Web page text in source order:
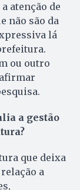
atenção de
não são da
lá
ou outro
a gestão
que deixa
a